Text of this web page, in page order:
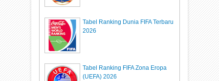
Tabel Ranking Dunia FIFA Terbaru
2026
Tabel Ranking FIFA Zona Eropa
(UEFA) 2026